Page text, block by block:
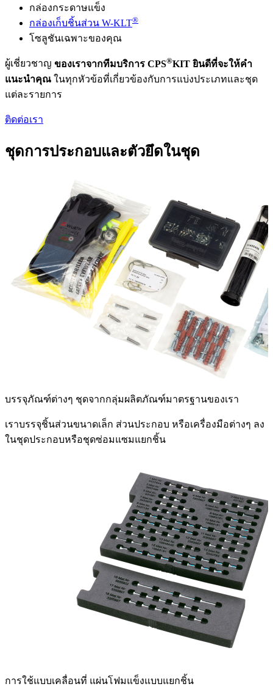
กล่องกระดาษแข็ง
กล่องเก็บชิ้นส่วน W-KLT®
โซลูชันเฉพาะของคุณ
ผู้เชี่ยวชาญ ของเราจากทีมบริการ CPS®KIT ยินดีที่จะให้คำ
แนะนำคุณ ในทุกหัวข้อที่เกี่ยวข้องกับการแบ่งประเภทและชุด
แต่ละรายการ
ติดต่อเรา
ชุดการประกอบและตัวยึดในชุด
บรรจุภัณฑ์ต่างๆ ชุดจากกลุ่มผลิตภัณฑ์มาตรฐานของเรา
เราบรรจุชิ้นส่วนขนาดเล็ก ส่วนประกอบ หรือเครื่องมือต่างๆ ลง
ในชุดประกอบหรือชุดซ่อมแซมแยกชิ้น
การใช้แบบเคลื่อนที่ แผ่นโฟมแข็งแบบแยกชิ้น